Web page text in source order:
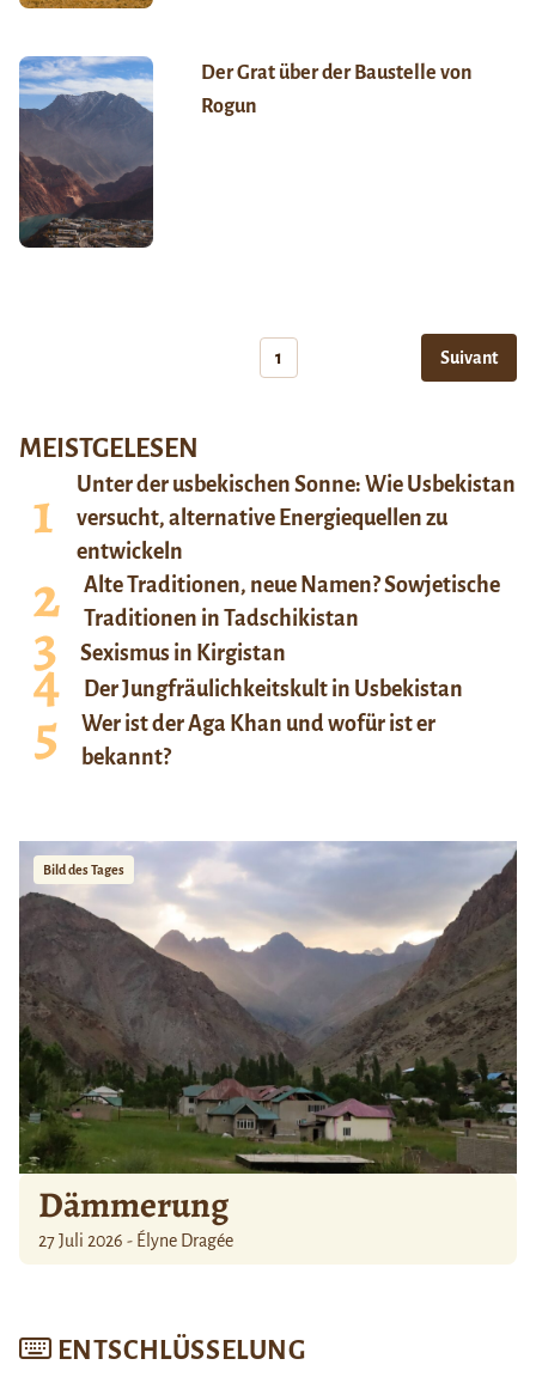
Der Grat über der Baustelle von
Rogun
1 Suivant
MEISTGELESEN
Unter der usbekischen Sonne: Wie Usbekistan
versucht, alternative Energiequellen zu
entwickeln
Alte Traditionen, neue Namen? Sowjetische
Traditionen in Tadschikistan
Sexismus in Kirgistan
Der Jungfräulichkeitskult in Usbekistan
Wer ist der Aga Khan und wofür ist er
bekannt?
Bild des Tages
Dämmerung
27 Juli 2026 - Élyne Dragée
ENTSCHLÜSSELUNG